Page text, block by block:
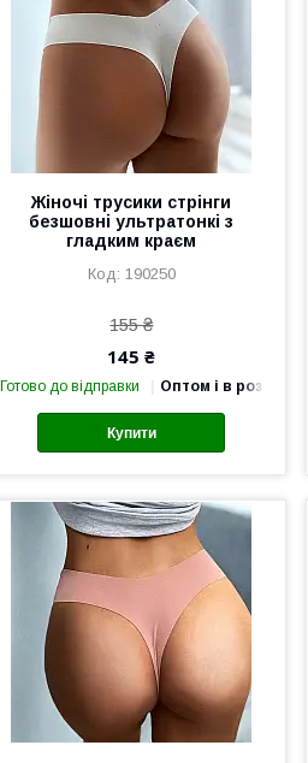
Жіночі трусики стрінги
безшовні ультратонкі з
гладким краєм
190250
155 ₴
145 ₴
Готово до відправки Оптом і в роздріб
Купити